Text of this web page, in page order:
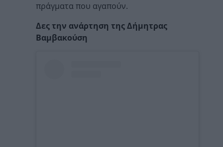
πράγματα που αγαπούν.
Δες την ανάρτηση της Δήμητρας
Βαμβακούση